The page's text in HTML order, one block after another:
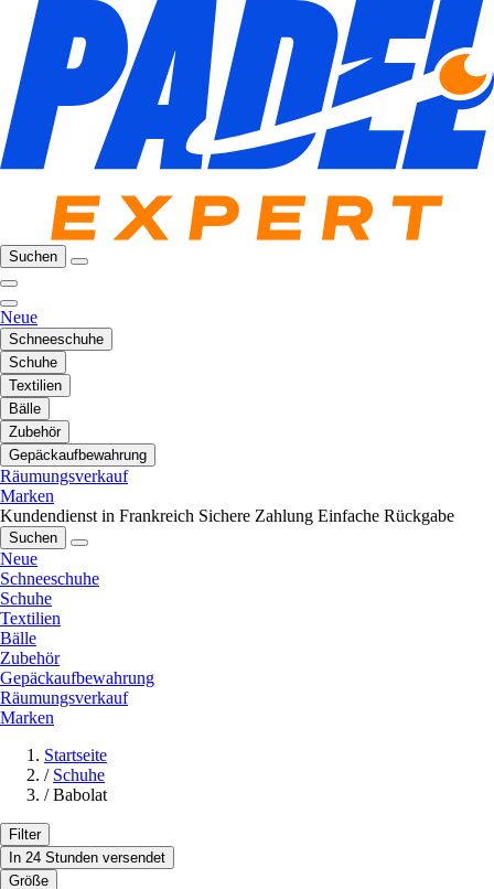
Suchen
Neue
Schneeschuhe
Schuhe
Textilien
Bälle
Zubehör
Gepäckaufbewahrung
Räumungsverkauf
Marken
Kundendienst in Frankreich Sichere Zahlung Einfache Rückgabe
Suchen
Neue
Schneeschuhe
Schuhe
Textilien
Bälle
Zubehör
Gepäckaufbewahrung
Räumungsverkauf
Marken
Startseite
/ Schuhe
/ Babolat
Filter
In 24 Stunden versendet
Größe